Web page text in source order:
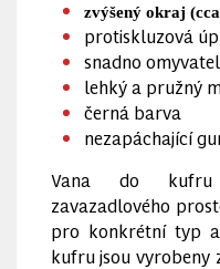
zvýšený okraj
protiskluzová
snadno
lehký a pružný
černá barva
nezapáchající
Vana do
zavazadlového
pro konkrétní typ
kufru jsou vyrobeny